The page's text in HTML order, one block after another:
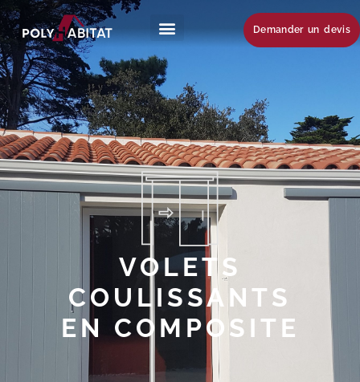
Demander un devis
VOLETS
COULISSANTS
EN COMPOSITE